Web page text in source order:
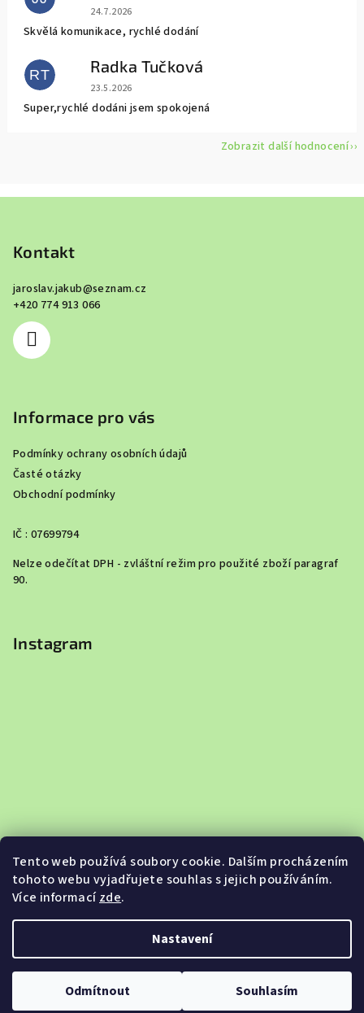
Tento web používá soubory cookie. Dalším procházením
tohoto webu vyjadřujete souhlas s jejich používáním.
Více informacízde.
Nastavení
Odmítnout Souhlasím
Hodnocení obchodu je 5 z 5 hvězdiček.
24.7.2026
Skvělá komunikace, rychlé dodání
RT Radka Tučková
Hodnocení obchodu je 5 z 5 hvězdiček.
23.5.2026
Super,rychlé dodáni jsem spokojená
Zobrazit další hodnocení
Kontakt
jaroslav.jakub@seznam.cz
+420 774 913 066
Informace pro vás
Podmínky ochrany osobních údajů
Časté otázky
Obchodní podmínky
IČ : 07699794
Nelze odečítat DPH - zvláštní režim pro použité zboží paragraf
90.
Instagram
Sledovat na Instagramu
Jabkobazar.cz